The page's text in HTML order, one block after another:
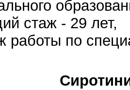
стаж - 29 лет,
работы по